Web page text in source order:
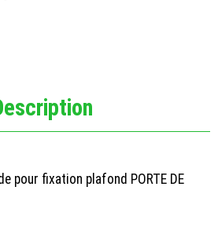
pour fixation plafond PORTE DE